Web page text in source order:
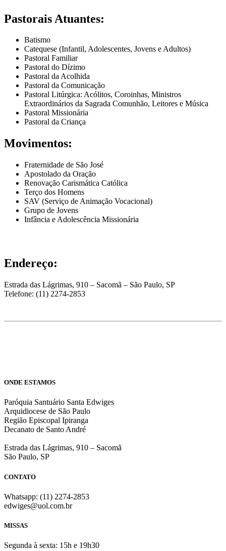
Pastorais Atuantes:
Batismo
Catequese (Infantil, Adolescentes, Jovens e Adultos)
Pastoral Familiar
Pastoral do Dízimo
Pastoral da Acolhida
Pastoral da Comunicação
Pastoral Litúrgica: Acólitos, Coroinhas, Ministros
Extraordinários da Sagrada Comunhão, Leitores e Música
Pastoral Missionária
Pastoral da Criança
Movimentos:
Fraternidade de São José
Apostolado da Oração
Renovação Carismática Católica
Terço dos Homens
SAV (Serviço de Animação Vocacional)
Grupo de Jovens
Infância e Adolescência Missionária
Endereço:
Estrada das Lágrimas, 910 – Sacomã – São Paulo, SP
Telefone: (11) 2274-2853
ONDE ESTAMOS
Paróquia Santuário Santa Edwiges
Arquidiocese de São Paulo
Região Episcopal Ipiranga
Decanato de Santo André
Estrada das Lágrimas, 910 – Sacomã
São Paulo, SP
CONTATO
Whatsapp: (11) 2274-2853
edwiges@uol.com.br
MISSAS
Segunda à sexta: 15h e 19h30